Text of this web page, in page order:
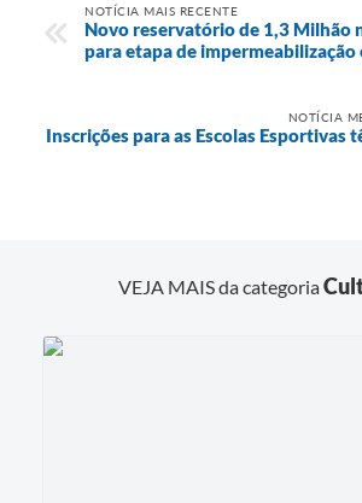
NOTÍCIA MAIS RECENTE
Novo reservatório de 1,3 Milhão
para etapa de impermeabilização
NOTÍCIA
Inscrições para as Escolas Esportivas
VEJA MAIS da categoria